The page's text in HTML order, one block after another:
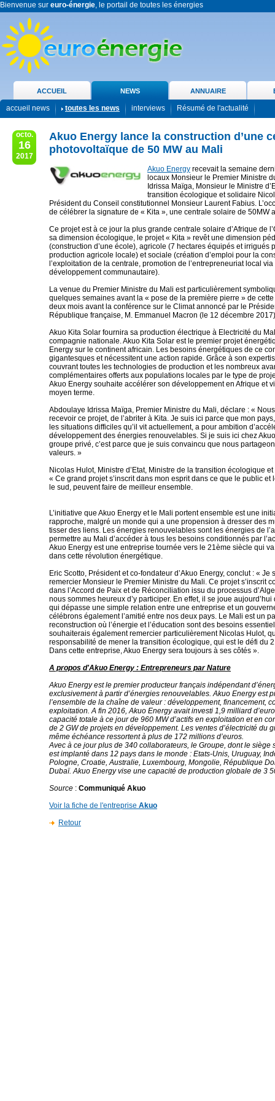
Bienvenue sur euro-énergie, le portail de toutes les énergies
ACCUEIL NEWS ANNUAIRE
accueil news toutes les news interviews Résumé de l'actualité
octo.
16
2017
Akuo Energy lance la construction d’une
photovoltaïque de 50 MW au Mali
Akuo Energy recevait la semaine
locaux Monsieur le Premier Ministre
Idrissa Maïga, Monsieur le Ministre
transition écologique et solidaire
Président du Conseil constitutionnel Monsieur Laurent Fabius.
de célébrer la signature de « Kita », une centrale solaire de 50MW
Ce projet est à ce jour la plus grande centrale solaire d’Afrique de
sa dimension écologique, le projet « Kita » revêt une dimension
(construction d’une école), agricole (7 hectares équipés et irrigués
production agricole locale) et sociale (création d’emploi pour la
l’exploitation de la centrale, promotion de l’entrepreneuriat local
développement communautaire).
La venue du Premier Ministre du Mali est particulièrement
quelques semaines avant la « pose de la première pierre » de
deux mois avant la conférence sur le Climat annoncé par le
République française, M. Emmanuel Macron (le 12 décembre
Akuo Kita Solar fournira sa production électrique à Electricité du
compagnie nationale. Akuo Kita Solar est le premier projet
Energy sur le continent africain. Les besoins énergétiques de ce
gigantesques et nécessitent une action rapide. Grâce à son
couvrant toutes les technologies de production et les nombreux
complémentaires offerts aux populations locales par le type de
Akuo Energy souhaite accélérer son développement en Afrique et
moyen terme.
Abdoulaye Idrissa Maïga, Premier Ministre du Mali, déclare : «
recevoir ce projet, de l’abriter à Kita. Je suis ici parce que mon
les situations difficiles qu’il vit actuellement, a pour ambition
développement des énergies renouvelables. Si je suis ici chez
groupe privé, c’est parce que je suis convaincu que nous
valeurs. »
Nicolas Hulot, Ministre d’Etat, Ministre de la transition écologique
« Ce grand projet s’inscrit dans mon esprit dans ce que le public et
le sud, peuvent faire de meilleur ensemble.
L’initiative que Akuo Energy et le Mali portent ensemble est une
rapproche, malgré un monde qui a une propension à dresser des
tisser des liens. Les énergies renouvelables sont les énergies de
permettre au Mali d’accéder à tous les besoins conditionnés par
Akuo Energy est une entreprise tournée vers le 21ème siècle qui
dans cette révolution énergétique.
Eric Scotto, Président et co-fondateur d’Akuo Energy, conclut : « Je
remercier Monsieur le Premier Ministre du Mali. Ce projet s’inscrit
dans l’Accord de Paix et de Réconciliation issu du processus
nous sommes heureux d’y participer. En effet, il se joue
qui dépasse une simple relation entre une entreprise et un
célébrons également l’amitié entre nos deux pays. Le Mali est un
reconstruction où l’énergie et l’éducation sont des besoins
souhaiterais également remercier particulièrement Nicolas Hulot,
responsabilité de mener la transition écologique, qui est le défi du
Dans cette entreprise, Akuo Energy sera toujours à ses côtés ».
A propos d'Akuo Energy : Entrepreneurs par Nature
Akuo Energy est le premier producteur français indépendant
exclusivement à partir d’énergies renouvelables. Akuo Energy est
l’ensemble de la chaîne de valeur : développement, financement,
exploitation. A fin 2016, Akuo Energy avait investi 1,9 milliard
capacité totale à ce jour de 960 MW d’actifs en exploitation et en
de 2 GW de projets en développement. Les ventes d’électricité du
même échéance ressortent à plus de 172 millions d’euros.
Avec à ce jour plus de 340 collaborateurs, le Groupe, dont le siège
est implanté dans 12 pays dans le monde : Etats-Unis, Uruguay,
Pologne, Croatie, Australie, Luxembourg, Mongolie, République
Dubaï. Akuo Energy vise une capacité de production globale de 3
Source : Communiqué Akuo
Voir la fiche de l'entreprise Akuo
Retour